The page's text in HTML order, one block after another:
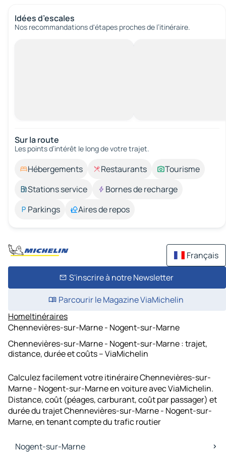
Idées d’escales
Nos recommandations d'étapes proches de l’itinéraire.
Sur la route
Les points d’intérêt le long de votre trajet.
Hébergements Restaurants
Tourisme
Stations service
Bornes de recharge
Parkings
Aires de repos
Français
S'inscrire à notre Newsletter
Parcourir le Magazine ViaMichelin
HomeItinéraires
Chennevières-sur-Marne - Nogent-sur-Marne
Chennevières-sur-Marne - Nogent-sur-Marne : trajet,
distance, durée et coûts – ViaMichelin
Calculez facilement votre itinéraire Chennevières-sur-
Marne - Nogent-sur-Marne en voiture avec ViaMichelin.
Distance, coût (péages, carburant, coût par passager) et
durée du trajet Chennevières-sur-Marne - Nogent-sur-
Marne, en tenant compte du trafic routier
Nogent-sur-Marne